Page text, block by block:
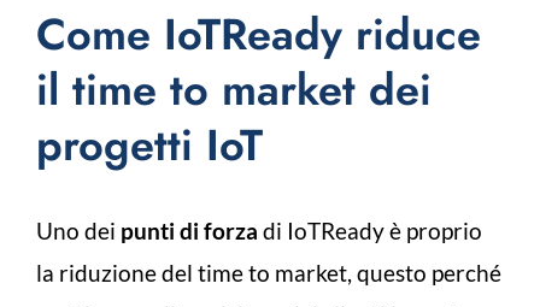
Come IoTReady riduce
il time to market dei
progetti IoT
Uno dei punti di forza di IoTReady è proprio
la riduzione del time to market, questo perché